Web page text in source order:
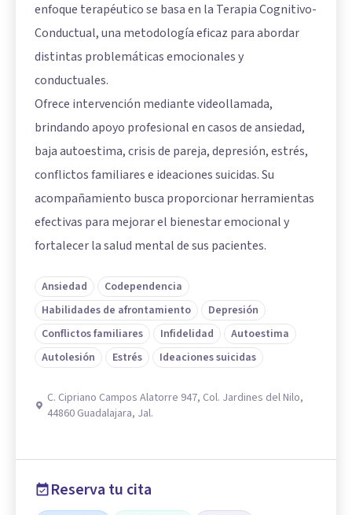
enfoque terapéutico se basa en la Terapia Cognitivo-
Conductual, una metodología eficaz para abordar
distintas problemáticas emocionales y
conductuales.
Ofrece intervención mediante videollamada,
brindando apoyo profesional en casos de ansiedad,
baja autoestima, crisis de pareja, depresión, estrés,
conflictos familiares e ideaciones suicidas. Su
acompañamiento busca proporcionar herramientas
efectivas para mejorar el bienestar emocional y
fortalecer la salud mental de sus pacientes.
Ansiedad
Codependencia
Habilidades de afrontamiento
Depresión
Conflictos familiares
Infidelidad
Autoestima
Autolesión
Estrés Ideaciones suicidas
C. Cipriano Campos Alatorre 947, Col. Jardines del Nilo,
44860 Guadalajara, Jal.
Reserva tu cita